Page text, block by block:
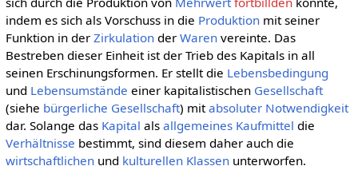
indem es sich als Vorschuss in die Produktionmit seiner
Funktion in der Zirkulationder Warenvereinte. Das
Bestreben dieser Einheit ist der Trieb des Kapitals in all
seinen Erschinungsformen. Er stellt die Lebensbedingung
und Lebensumstände einer kapitalistischen Gesellschaft
(siehe bürgerliche Gesellschaft) mitabsoluter Notwendigkeit
dar. Solange das Kapital als allgemeines Kaufmittel die
Verhältnisse bestimmt, sind diesem daher auch die
wirtschaftlichenund kulturellen Klassenunterworfen.